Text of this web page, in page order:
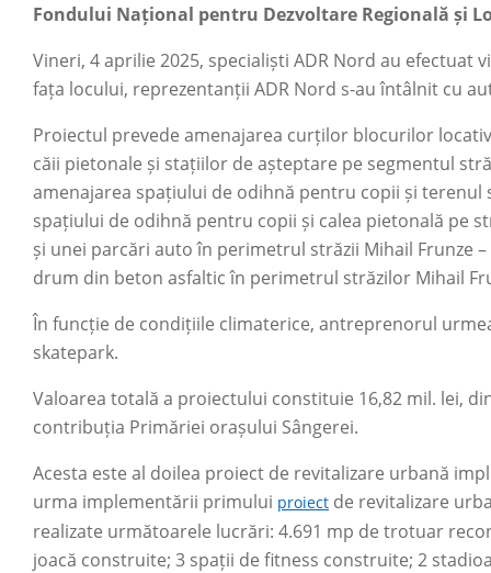
Fondului Național pentru Dezvoltare Regională și
Vineri, 4 aprilie 2025, specialiști ADR Nord au efectuat
fața locului, reprezentanții ADR Nord s-au întâlnit cu
Proiectul prevede amenajarea curților blocurilor
căii pietonale și stațiilor de așteptare pe segmentul
amenajarea spațiului de odihnă pentru copii și
spațiului de odihnă pentru copii și calea pietonală pe
și unei parcări auto în perimetrul străzii Mihail Frunze
drum din beton asfaltic în perimetrul străzilor Mihail
În funcție de condițiile climaterice, antreprenorul
skatepark.
Valoarea totală a proiectului constituie 16,82 mil. lei,
contribuția Primăriei orașului Sângerei.
Acesta este al doilea proiect de revitalizare urbană
urma implementării primului proiect de revitalizare
realizate următoarele lucrări: 4.691 mp de trotuar
joacă construite; 3 spații de fitness construite; 2